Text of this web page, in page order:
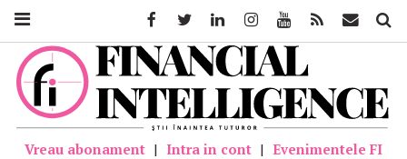
Vreau abonament | Intra in cont | Evenimentele FI
FacebookTwitter LinkedinInstagramYoutube Feed Mail